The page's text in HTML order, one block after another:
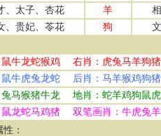
、太子、杏花 羊
、贵妃、苓花 狗
鼠牛龙蛇猴鸡 右肖：虎兔马羊狗猪
鼠牛虎兔龙蛇 后肖：马羊猴鸡狗猪
兔马猴猪牛龙 地肖：蛇羊鸡狗鼠虎
鼠龙蛇马鸡猪 双笔画肖：牛虎兔
：